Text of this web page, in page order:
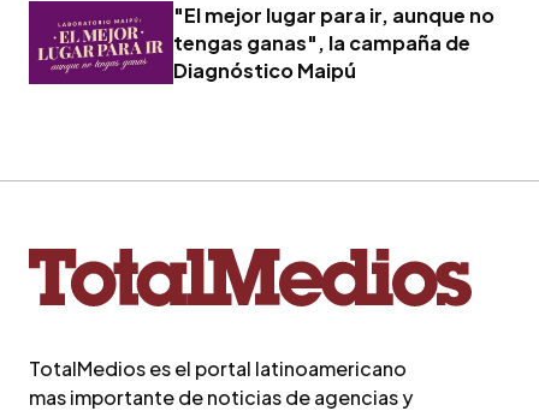
"El mejor lugar para ir, aunque no
tengas ganas", la campaña de
Diagnóstico Maipú
TotalMedios es el portal latinoamericano
mas importante de noticias de agencias y